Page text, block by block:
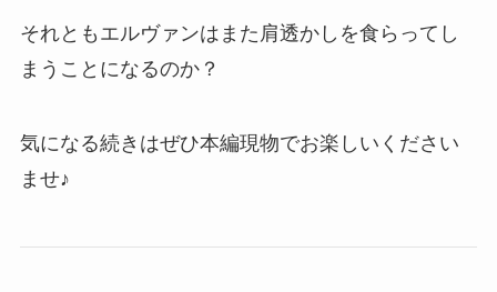
それともエルヴァンはまた肩透かしを食らってし
まうことになるのか？
気になる続きはぜひ本編現物でお楽しいください
ませ♪